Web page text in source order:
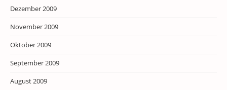
Dezember 2009
November 2009
Oktober 2009
September 2009
August 2009